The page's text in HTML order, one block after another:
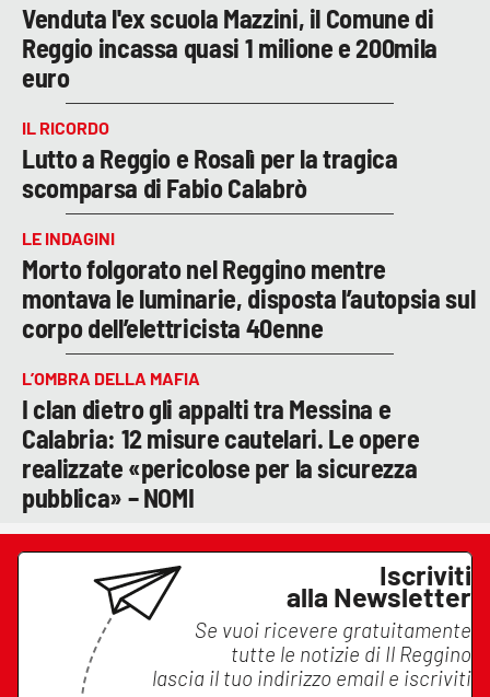
Venduta l'ex scuola Mazzini, il Comune di
Reggio incassa quasi 1 milione e 200mila
euro
IL RICORDO
Lutto a Reggio e Rosalì per la tragica
scomparsa di Fabio Calabrò
LE INDAGINI
Morto folgorato nel Reggino mentre
montava le luminarie, disposta l’autopsia sul
corpo dell’elettricista 40enne
L’OMBRA DELLA MAFIA
I clan dietro gli appalti tra Messina e
Calabria: 12 misure cautelari. Le opere
realizzate «pericolose per la sicurezza
pubblica» – NOMI
Iscriviti
alla Newsletter
Se vuoi ricevere gratuitamente
tutte le notizie di Il Reggino
lascia il tuo indirizzo email e iscriviti